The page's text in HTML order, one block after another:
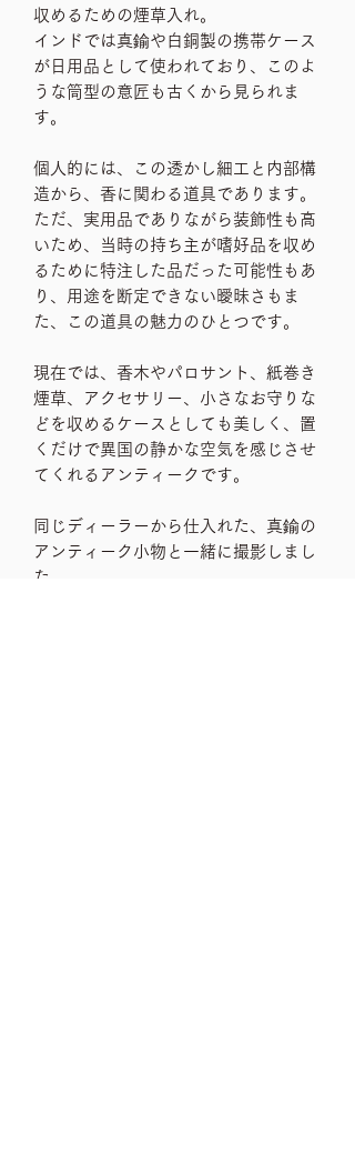
収めるための煙草入れ。
インドでは真鍮や白銅製の携帯ケース
が日用品として使われており、このよ
うな筒型の意匠も古くから見られま
す。
個人的には、この透かし細工と内部構
造から、香に関わる道具であります。
ただ、実用品でありながら装飾性も高
いため、当時の持ち主が嗜好品を収め
るために特注した品だった可能性もあ
り、用途を断定できない曖昧さもま
た、この道具の魅力のひとつです。
現在では、香木やパロサント、紙巻き
煙草、アクセサリー、小さなお守りな
どを収めるケースとしても美しく、置
くだけで異国の静かな空気を感じさせ
てくれるアンティークです。
同じディーラーから仕入れた、真鍮の
アンティーク小物と一緒に撮影しまし
た。